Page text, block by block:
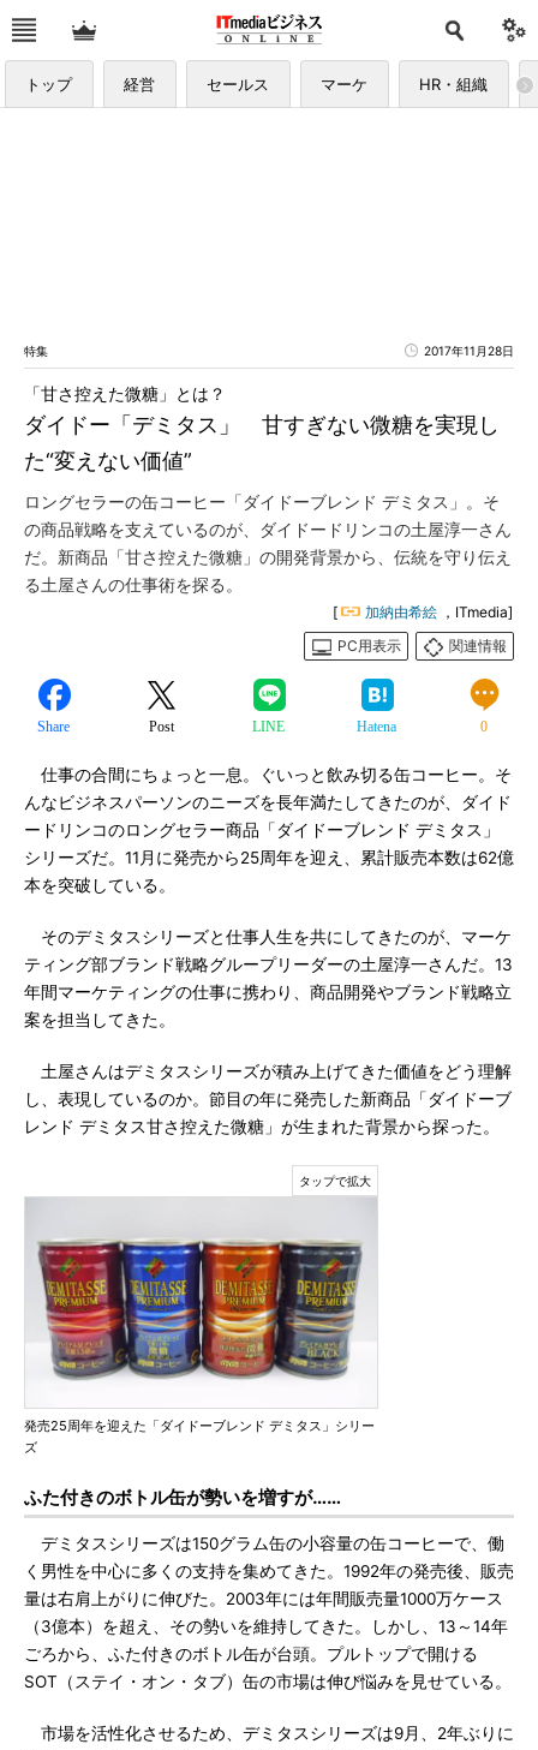
トップ 経営 セールス マーケ HR・組織
特集 2017年11月28日
ダイドー「デミタス」 甘すぎない微糖を実現し
た“変えない価値”
「甘さ控えた微糖」とは？
ロングセラーの缶コーヒー「ダイドーブレンド デミタス」。そ
の商品戦略を支えているのが、ダイドードリンコの土屋淳一さん
だ。新商品「甘さ控えた微糖」の開発背景から、伝統を守り伝え
る土屋さんの仕事術を探る。
[ 加納由希絵 ，ITmedia]
PC用表示
関連情報
Share Post LINE Hatena 0
仕事の合間にちょっと一息。ぐいっと飲み切る缶コーヒー。そ
んなビジネスパーソンのニーズを長年満たしてきたのが、ダイド
ードリンコのロングセラー商品「ダイドーブレンド デミタス」
シリーズだ。11月に発売から25周年を迎え、累計販売本数は62億
本を突破している。
そのデミタスシリーズと仕事人生を共にしてきたのが、マーケ
ティング部ブランド戦略グループリーダーの土屋淳一さんだ。13
年間マーケティングの仕事に携わり、商品開発やブランド戦略立
案を担当してきた。
土屋さんはデミタスシリーズが積み上げてきた価値をどう理解
し、表現しているのか。節目の年に発売した新商品「ダイドーブ
レンド デミタス甘さ控えた微糖」が生まれた背景から探った。
発売25周年を迎えた「ダイドーブレンド デミタス」シリー
ズ
ふた付きのボトル缶が勢いを増すが……
デミタスシリーズは150グラム缶の小容量の缶コーヒーで、働
く男性を中心に多くの支持を集めてきた。1992年の発売後、販売
量は右肩上がりに伸びた。2003年には年間販売量1000万ケース
（3億本）を超え、その勢いを維持してきた。しかし、13～14年
ごろから、ふた付きのボトル缶が台頭。プルトップで開ける
SOT（ステイ・オン・タブ）缶の市場は伸び悩みを見せている。
市場を活性化させるため、デミタスシリーズは9月、2年ぶりに